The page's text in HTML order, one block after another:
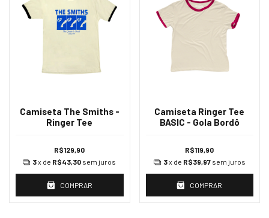
Camiseta The Smiths -
Ringer Tee
R$129,90
3x de R$43,30 sem juros
COMPRAR
Camiseta Ringer Tee
BASIC - Gola Bordô
R$119,90
3x de R$39,97 sem juros
COMPRAR